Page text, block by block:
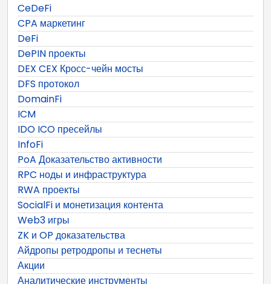
CeDeFi
CPA маркетинг
DeFi
DePIN проекты
DEX CEX Кросс-чейн мосты
DFS протокол
DomainFi
ICM
IDO ICO пресейлы
InfoFi
PoA Доказательство активности
RPC ноды и инфраструктура
RWA проекты
SocialFi и монетизация контента
Web3 игры
ZK и OP доказательства
Айдропы ретродропы и теснеты
Акции
Аналитические инструменты